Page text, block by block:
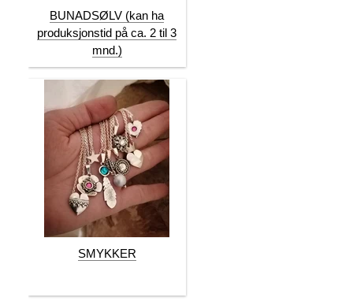
BUNADSØLV (kan ha
produksjonstid på ca. 2 til 3
mnd.)
SMYKKER